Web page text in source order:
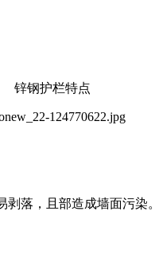
锌钢护栏特点
落，且部造成墙面污染。